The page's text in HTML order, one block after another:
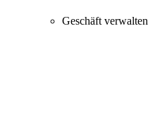
Geschäft verwalten